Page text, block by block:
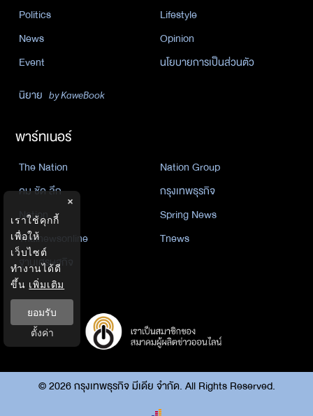
Politics
Lifestyle
News
Opinion
Event
นโยบายการเป็นส่วนตัว
นิยาย by KaweBook
พาร์ทเนอร์
The Nation
Nation Group
คม ชัด ลึก
กรุงเทพธุรกิจ
Nation
Spring News
Thainewsonline
Tnews
ฐานเศรษฐกิจ
©2026กรุงเทพธุรกิจ มีเดีย จำกัด. All Rights Reserved.
×
เราใช้คุกกี้
เพื่อให้
เว็บไซต์
ทำงานได้ดี
ขึ้น เพิ่มเติม
ยอมรับ
ตั้งค่า